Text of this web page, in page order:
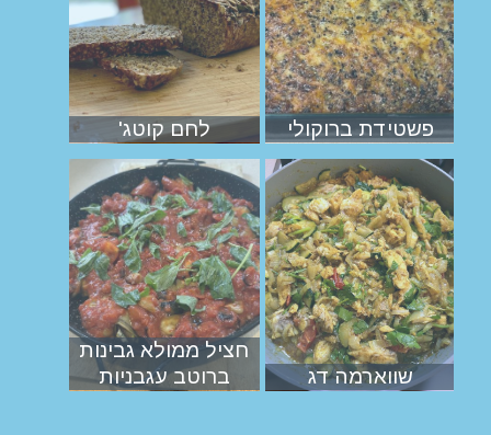
פשטידת ברוקולי לחם קוטג'
שווארמה דג
חציל ממולא גבינות
ברוטב עגבניות